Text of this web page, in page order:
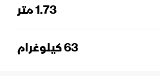
1.73متر
63كيلوغرام